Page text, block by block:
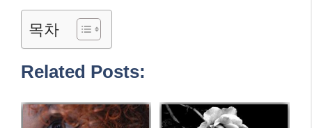
목차
Related Posts: